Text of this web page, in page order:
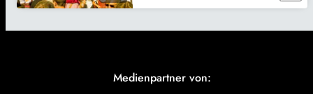
Medienpartner von: